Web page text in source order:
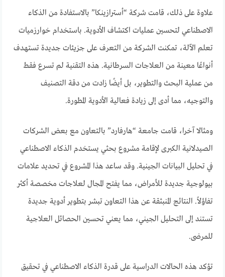
علاوة على ذلك، قامت شركة “أسترازينكا” بالاستفادة من الذكاء
الاصطناعي لتحسين عمليات اكتشاف الأدوية. باستخدام خوارزميات
تعلم الآلة، تمكنت الشركة من التعرف على جزيئات جديدة تستهدف
أنواعًا معينة من العلاجات السرطانية. هذه التقنية لم تسرع فقط
من عملية البحث والتطوير، بل أيضًا زادت من دقة التصنيف
والتوجيه، مما أدى إلى زيادة فعالية الأدوية المطورة.
ومثالا آخرا، قامت جامعة “هارفارد” بالتعاون مع بعض الشركات
الصيدلانية الكبرى لإقامة مشروع بحثي يستخدم الذكاء الاصطناعي
في تحليل البيانات الجينية. وقد ساعد هذا المشروع في تحديد علامات
بيولوجية جديدة للأمراض، مما يفتح المجال لعلاجات مخصصة أكثر
تفاؤلاً. النتائج المنبثقة عن هذا التعاون تبشر بتطوير أدوية جديدة
تستند إلى التحليل الجيني، مما يعني تحسين الحصائل العلاجية
للمرضى.
تؤكد هذه الحالات الدراسية على قدرة الذكاء الاصطناعي في تحقيق